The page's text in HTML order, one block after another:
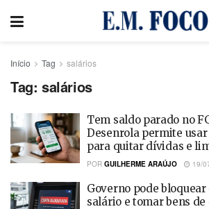
Início Tag salários
Tag: salários
Tem saldo parado no
Desenrola permite
para quitar dívidas e
POR GUILHERME ARAÚJO 19/
Governo pode
salário e tomar bens